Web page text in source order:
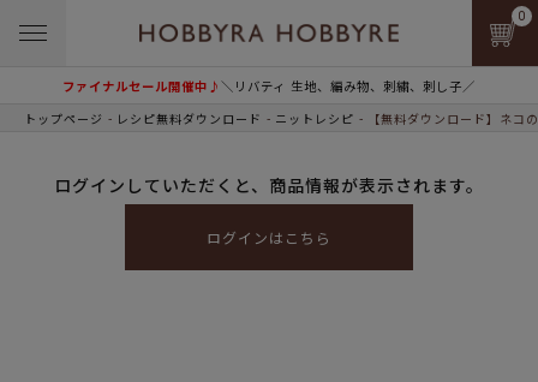
ファイナルセール開催中♪＼リバティ 生地、編み物、刺繍、刺し子／
0
トップページ レシピ無料ダウンロード ニットレシピ 【無料ダウンロード】ネコ
ログインしていただくと、商品情報が表示されます。
ログインはこちら